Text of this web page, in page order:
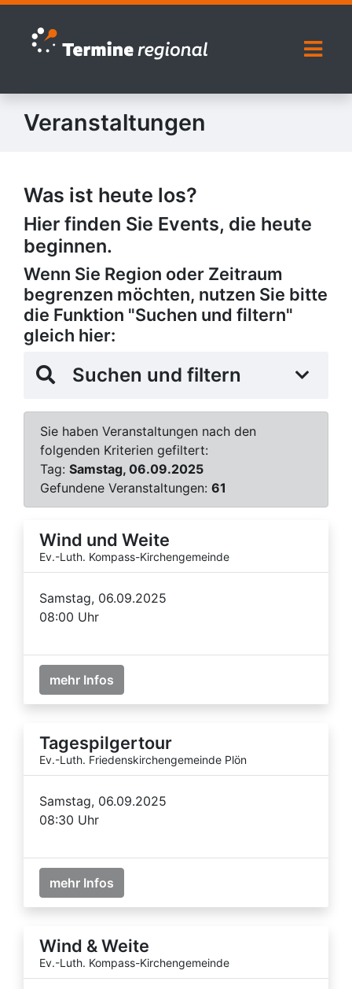
Zur Navigation springen
Zum Inhalt springen
Veranstaltungen
Was ist heute los?
Hier finden Sie Events, die heute
beginnen.
Wenn Sie Region oder Zeitraum
begrenzen möchten, nutzen Sie bitte
die Funktion "Suchen und filtern"
gleich hier:
Suchen und filtern
Sie haben Veranstaltungen nach den
folgenden Kriterien gefiltert:
Tag: Samstag, 06.09.2025
Gefundene Veranstaltungen: 61
Wind und Weite
Ev.-Luth. Kompass-Kirchengemeinde
Samstag, 06.09.2025
08:00 Uhr
mehr Infos
Tagespilgertour
Ev.-Luth. Friedenskirchengemeinde Plön
Samstag, 06.09.2025
08:30 Uhr
mehr Infos
Wind & Weite
Ev.-Luth. Kompass-Kirchengemeinde